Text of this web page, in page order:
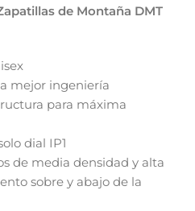
de Montaña DMT
mejor ingeniería
para máxima
dial IP1
de media densidad y alta
sobre y abajo de la